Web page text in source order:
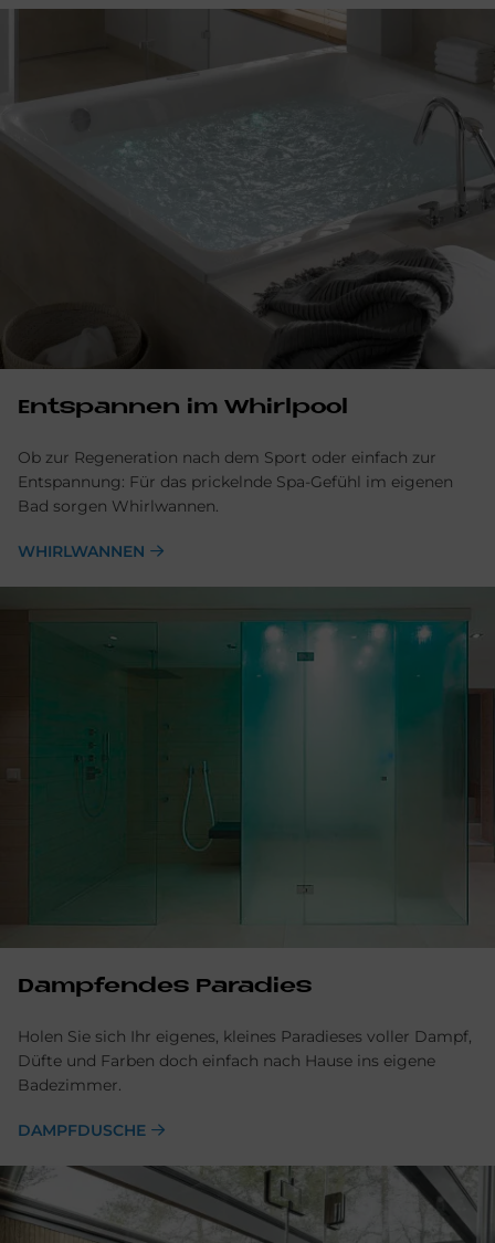
Entspannen im Whirlpool
Ob zur Regeneration nach dem Sport oder einfach zur
Entspannung: Für das prickelnde Spa-Gefühl im eigenen
Bad sorgen Whirlwannen.
WHIRLWANNEN
Dampfendes Paradies
Holen Sie sich Ihr eigenes, kleines Paradieses voller Dampf,
Düfte und Farben doch einfach nach Hause ins eigene
Badezimmer.
DAMPFDUSCHE